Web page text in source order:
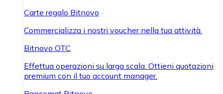
Carte regalo Bitnovo
Commercializza i nostri voucher nella tua attività.
Bitnovo OTC
Effettua operazioni su larga scala. Ottieni quotazioni
premium con il tuo account manager.